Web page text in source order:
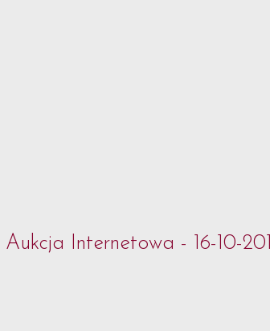
Aukcja Internetowa - 16-10-